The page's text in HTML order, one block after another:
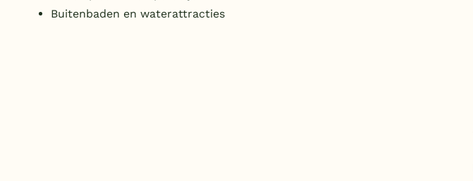
Buitenbaden en waterattracties